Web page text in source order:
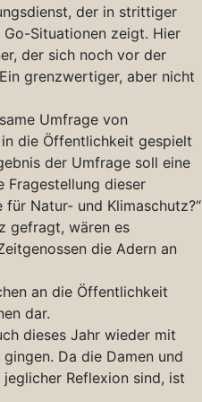
der in strittiger
Situationen zeigt. Hier
der sich noch vor der
grenzwertiger, aber nicht
Umfrage von
die Öffentlichkeit gespielt
der Umfrage soll eine
Fragestellung dieser
Natur- und Klimaschutz?“
gefragt, wären es
die Adern an
an die Öffentlichkeit
dar.
dieses Jahr wieder mit
gingen. Da die Damen und
Reflexion sind, ist